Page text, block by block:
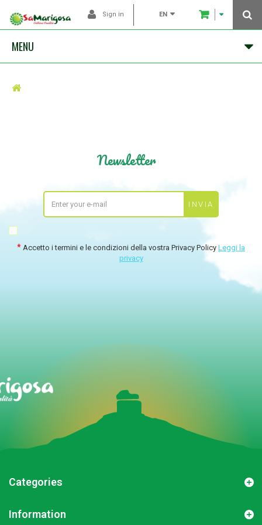
Sign in EN
MENU
Newsletter
Accetto i termini e le condizioni della vostra Privacy Policy Leggi la
privacy
Categories
Information